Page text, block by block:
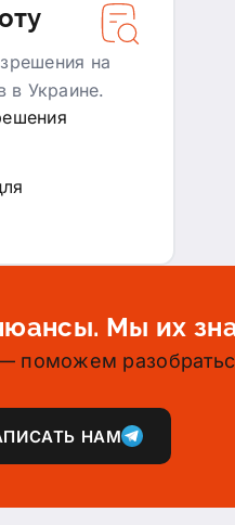
на
в Украине.
Мы их
поможем
НАМ